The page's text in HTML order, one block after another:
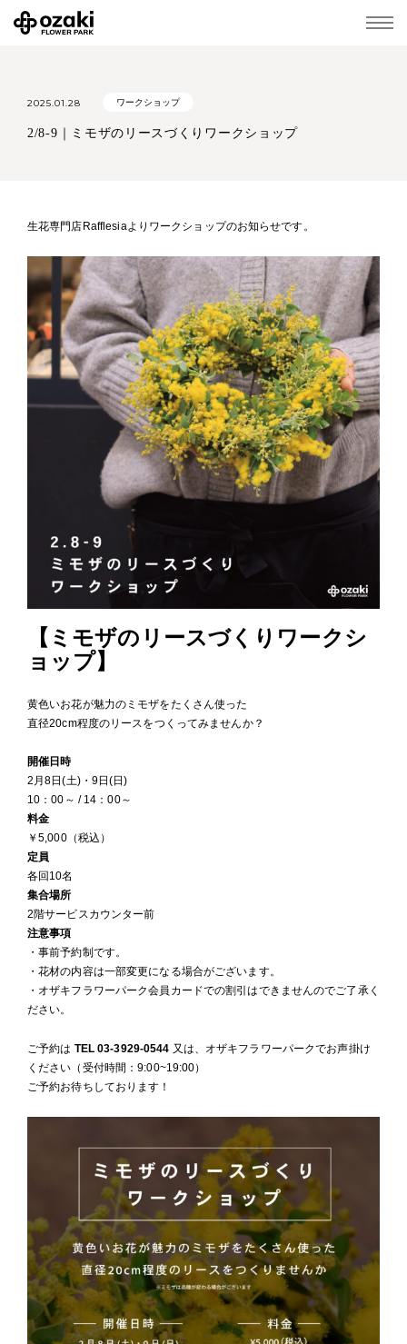
2025.01.28 ワークショップ
2/8-9｜ミモザのリースづくりワークショップ
生花専門店Rafflesiaよりワークショップのお知らせです。
【ミモザのリースづくりワークシ
ョップ】
黄色いお花が魅力のミモザをたくさん使った
直径20cm程度のリースをつくってみませんか？
開催日時
2月8日(土)・9日(日)
10：00～ / 14：00～
料金
￥5,000（税込）
定員
各回10名
集合場所
2階サービスカウンター前
注意事項
・事前予約制です。
・花材の内容は一部変更になる場合がございます。
・オザキフラワーパーク会員カードでの割引はできませんのでご了承く
ださい。
ご予約は TEL 03-3929-0544 又は、オザキフラワーパークでお声掛け
ください（受付時間：9:00~19:00）
ご予約お待ちしております！